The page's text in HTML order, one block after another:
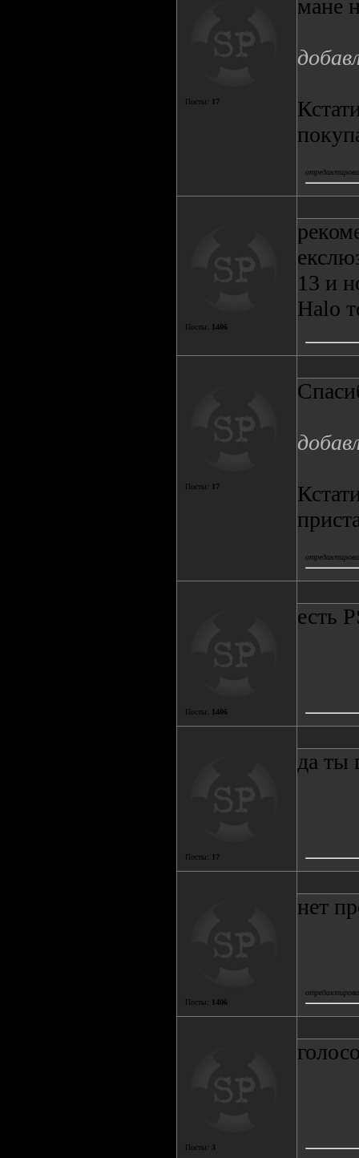
Посты: 17
мане
Посты: 1406
13 и
Halo
Посты: 17
Посты: 1406
есть
Посты: 17
да ты
Посты: 1406
нет
Посты: 3